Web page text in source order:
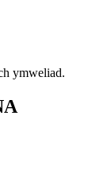
ymweliad.